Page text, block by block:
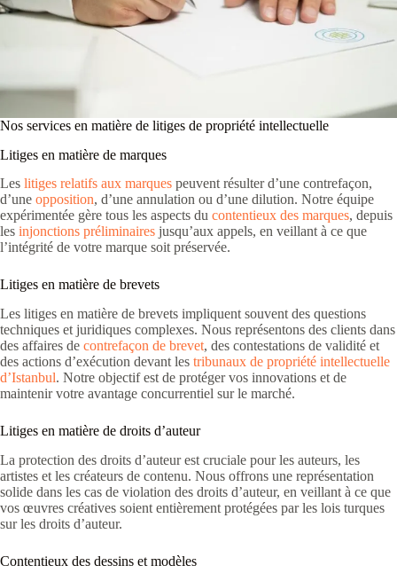
Nos services en matière de litiges de propriété intellectuelle
Litiges en matière de marques
Les litiges relatifs aux marques peuvent résulter d’une contrefaçon,
d’une opposition, d’une annulation ou d’une dilution. Notre équipe
expérimentée gère tous les aspects du contentieux des marques, depuis
les injonctions préliminaires jusqu’aux appels, en veillant à ce que
l’intégrité de votre marque soit préservée.
Litiges en matière de brevets
Les litiges en matière de brevets impliquent souvent des questions
techniques et juridiques complexes. Nous représentons des clients dans
des affaires de contrefaçon de brevet, des contestations de validité et
des actions d’exécution devant les tribunaux de propriété intellectuelle
d’Istanbul. Notre objectif est de protéger vos innovations et de
maintenir votre avantage concurrentiel sur le marché.
Litiges en matière de droits d’auteur
La protection des droits d’auteur est cruciale pour les auteurs, les
artistes et les créateurs de contenu. Nous offrons une représentation
solide dans les cas de violation des droits d’auteur, en veillant à ce que
vos œuvres créatives soient entièrement protégées par les lois turques
sur les droits d’auteur.
Contentieux des dessins et modèles